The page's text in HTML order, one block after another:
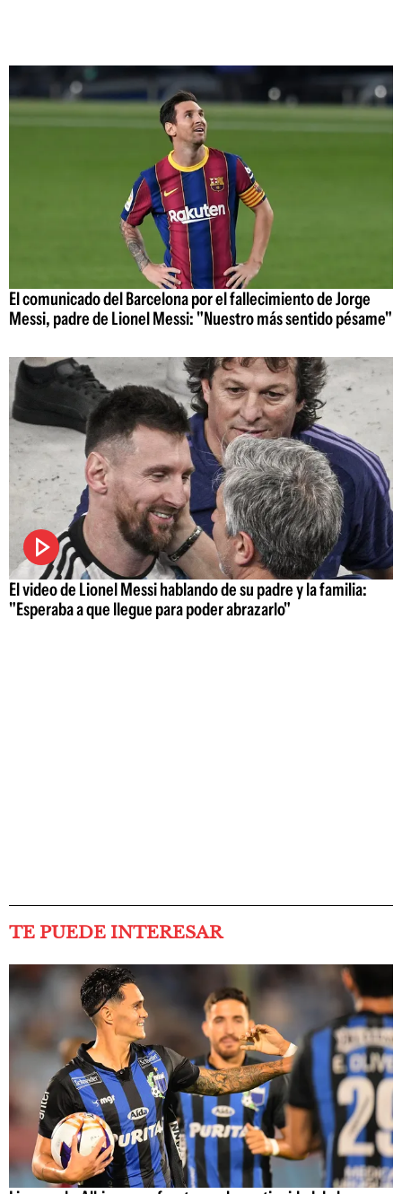
El comunicado del Barcelona por el fallecimiento de Jorge
Messi, padre de Lionel Messi: "Nuestro más sentido pésame"
El video de Lionel Messi hablando de su padre y la familia:
"Esperaba a que llegue para poder abrazarlo"
TE PUEDE INTERESAR